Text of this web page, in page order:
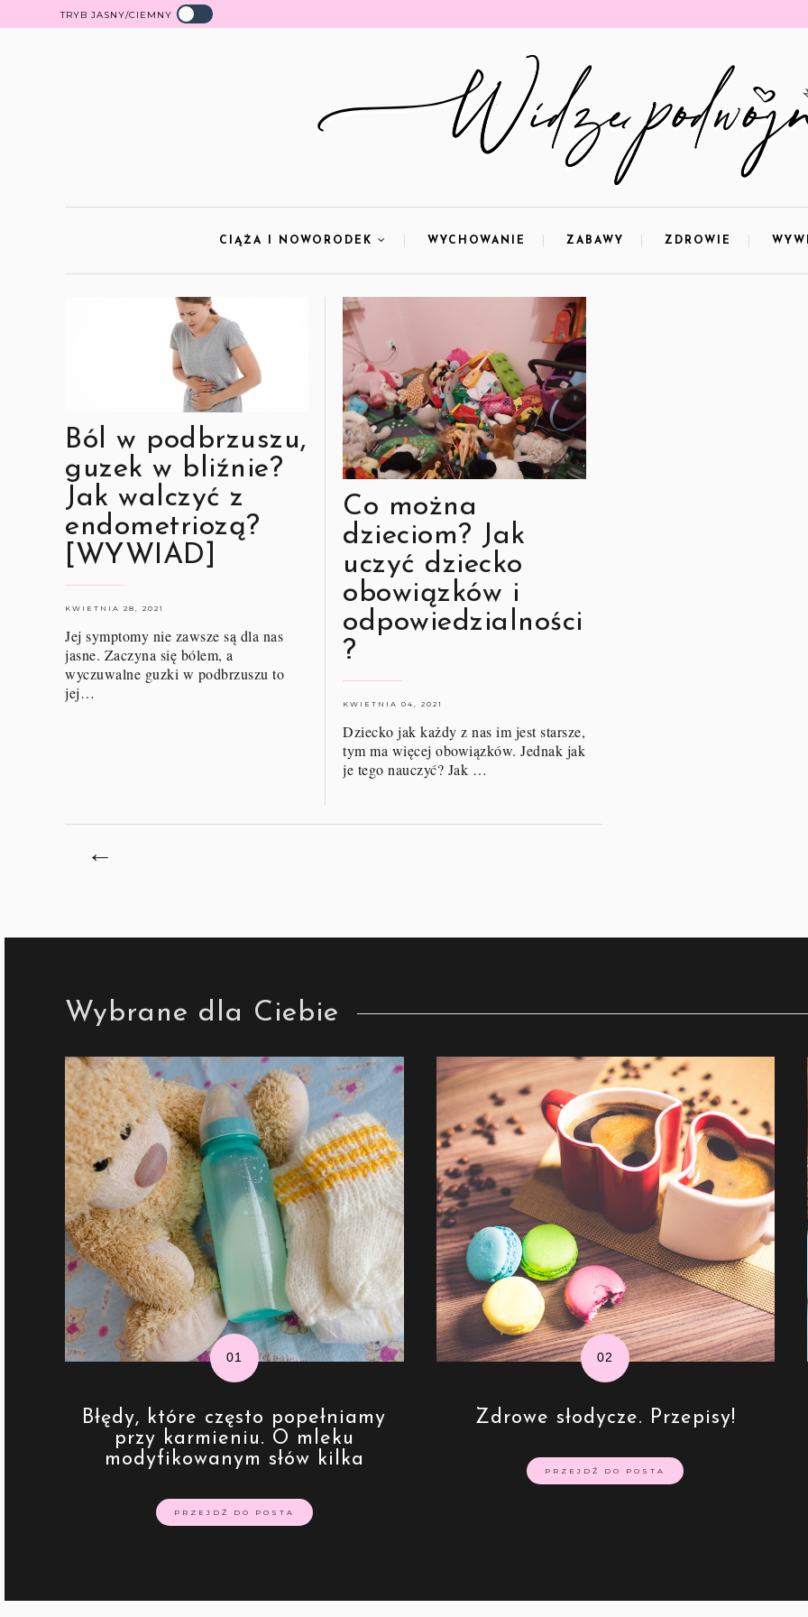
TRYB JASNY/CIEMNY
CIĄŻA I NOWORODEK WYCHOWANIE ZABAWY ZDROWIE
Ból w podbrzuszu,
guzek w bliźnie?
Jak walczyć z
endometriozą?
[WYWIAD]
KWIETNIA 28, 2021
Jej symptomy nie zawsze są dla nas
jasne. Zaczyna się bólem, a
wyczuwalne guzki w podbrzuszu to
jej…
Co można
dzieciom? Jak
uczyć dziecko
obowiązków i
odpowiedzialności
?
KWIETNIA 04, 2021
Dziecko jak każdy z nas im jest starsze,
tym ma więcej obowiązków. Jednak jak
je tego nauczyć? Jak …
←
Wybrane dla Ciebie
Błędy, które często popełniamy
przy karmieniu. O mleku
modyfikowanym słów kilka
PRZEJDŹ DO POSTA
Zdrowe słodycze. Przepisy!
PRZEJDŹ DO POSTA